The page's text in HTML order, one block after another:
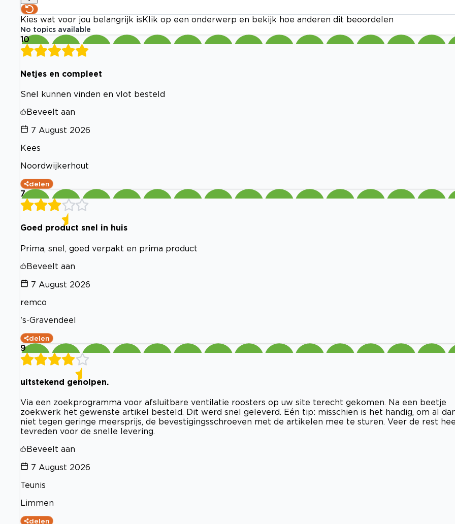
Kies wat voor jou belangrijk is Klik op een onderwerp en bekijk hoe anderen dit beoordelen
No topics available
10
Netjes en compleet
Snel kunnen vinden en vlot besteld
Beveelt aan
7 August 2026
Kees
Noordwijkerhout
delen
7
Goed product snel in huis
Prima, snel, goed verpakt en prima product
Beveelt aan
7 August 2026
remco
's-Gravendeel
delen
9
uitstekend geholpen.
Via een zoekprogramma voor afsluitbare ventilatie roosters op uw site terecht gekomen. Na een beetje
zoekwerk het gewenste artikel besteld. Dit werd snel geleverd. Eén tip: misschien is het handig, om al
niet tegen geringe meersprijs, de bevestigingsschroeven met de artikelen mee te sturen. Veer de rest
tevreden voor de snelle levering.
Beveelt aan
7 August 2026
Teunis
Limmen
delen